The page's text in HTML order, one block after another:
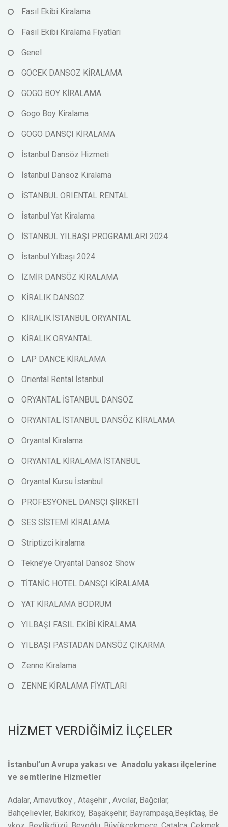
Fasıl Ekibi Kiralama
Fasıl Ekibi Kiralama Fiyatları
Genel
GÖCEK DANSÖZ KİRALAMA
GOGO BOY KİRALAMA
Gogo Boy Kiralama
GOGO DANSÇI KİRALAMA
İstanbul Dansöz Hizmeti
İstanbul Dansöz Kiralama
İSTANBUL ORIENTAL RENTAL
İstanbul Yat Kiralama
İSTANBUL YILBAŞI PROGRAMLARI 2024
İstanbul Yılbaşı 2024
İZMİR DANSÖZ KİRALAMA
KİRALIK DANSÖZ
KİRALIK İSTANBUL ORYANTAL
KİRALIK ORYANTAL
LAP DANCE KİRALAMA
Oriental Rental İstanbul
ORYANTAL İSTANBUL DANSÖZ
ORYANTAL İSTANBUL DANSÖZ KİRALAMA
Oryantal Kiralama
ORYANTAL KİRALAMA İSTANBUL
Oryantal Kursu İstanbul
PROFESYONEL DANSÇI ŞİRKETİ
SES SİSTEMİ KİRALAMA
Striptizci kiralama
Tekne’ye Oryantal Dansöz Show
TİTANİC HOTEL DANSÇI KİRALAMA
YAT KİRALAMA BODRUM
YILBAŞI FASIL EKİBİ KİRALAMA
YILBAŞI PASTADAN DANSÖZ ÇIKARMA
Zenne Kiralama
ZENNE KİRALAMA FİYATLARI
HİZMET VERDİĞİMİZ İLÇELER
İstanbul’un Avrupa yakası ve Anadolu yakası ilçelerine
ve semtlerine Hizmetler
Adalar, Arnavutköy , Ataşehir , Avcılar, Bağcılar,
Bahçelievler, Bakırköy, Başakşehir, Bayrampaşa,Beşiktaş, Be